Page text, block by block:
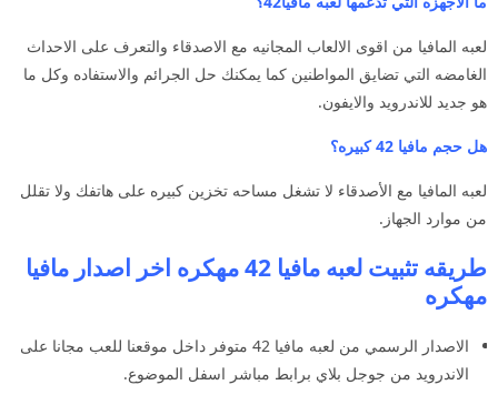
لعبه المافيا من اقوى الالعاب المجانيه مع الاصدقاء والتعرف على الاحداث
الغامضه التي تضايق المواطنين كما يمكنك حل الجرائم والاستفاده وكل ما
هو جديد للاندرويد والايفون.
هل حجم مافيا 42 كبيره؟
لعبه المافيا مع الأصدقاء لا تشغل مساحه تخزين كبيره على هاتفك ولا تقلل
من موارد الجهاز.
طريقه تثبيت لعبه مافيا 42 مهكره اخر اصدار مافيا
مهكره
الاصدار الرسمي من لعبه مافيا 42 متوفر داخل موقعنا للعب مجانا على
الاندرويد من جوجل بلاي برابط مباشر اسفل الموضوع.